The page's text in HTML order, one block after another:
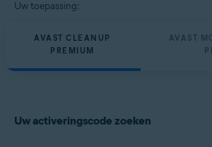
Uw toepassing:
AVAST CLEANUP
PREMIUM
AVAST
Uw activeringscode zoeken